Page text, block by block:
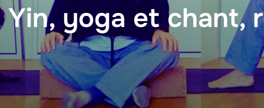
Yin, yoga et chant,